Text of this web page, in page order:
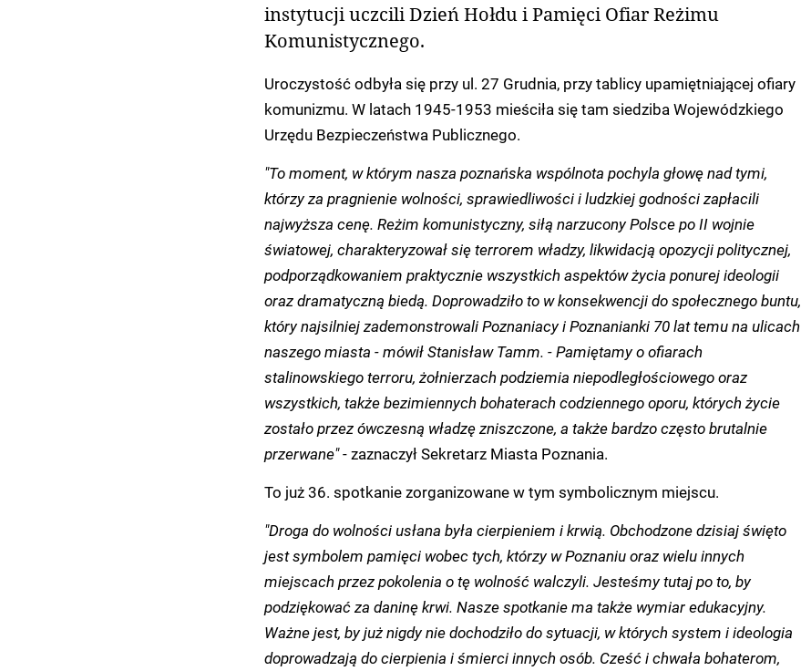
instytucji uczcili Dzień Hołdu i Pamięci Ofiar Reżimu
Komunistycznego.
Uroczystość odbyła się przy ul. 27 Grudnia, przy tablicy upamiętniającej ofiary
komunizmu. W latach 1945-1953 mieściła się tam siedziba Wojewódzkiego
Urzędu Bezpieczeństwa Publicznego.
"To moment, w którym nasza poznańska wspólnota pochyla głowę nad tymi,
którzy za pragnienie wolności, sprawiedliwości i ludzkiej godności zapłacili
najwyższa cenę. Reżim komunistyczny, siłą narzucony Polsce po II wojnie
światowej, charakteryzował się terrorem władzy, likwidacją opozycji politycznej,
podporządkowaniem praktycznie wszystkich aspektów życia ponurej ideologii
oraz dramatyczną biedą. Doprowadziło to w konsekwencji do społecznego buntu,
który najsilniej zademonstrowali Poznaniacy i Poznanianki 70 lat temu na ulicach
naszego miasta - mówił Stanisław Tamm. - Pamiętamy o ofiarach
stalinowskiego terroru, żołnierzach podziemia niepodległościowego oraz
wszystkich, także bezimiennych bohaterach codziennego oporu, których życie
zostało przez ówczesną władzę zniszczone, a także bardzo często brutalnie
przerwane"- zaznaczył Sekretarz Miasta Poznania.
To już 36. spotkanie zorganizowane w tym symbolicznym miejscu.
"Droga do wolności usłana była cierpieniem i krwią. Obchodzone dzisiaj święto
jest symbolem pamięci wobec tych, którzy w Poznaniu oraz wielu innych
miejscach przez pokolenia o tę wolność walczyli. Jesteśmy tutaj po to, by
podziękować za daninę krwi. Nasze spotkanie ma także wymiar edukacyjny.
Ważne jest, by już nigdy nie dochodziło do sytuacji, w których system i ideologia
doprowadzają do cierpienia i śmierci innych osób. Cześć i chwała bohaterom,